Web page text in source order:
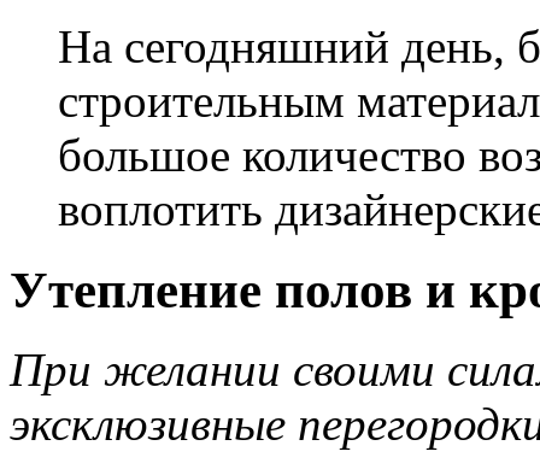
На сегодняшний день,
строительным
большое количество
воплотить
Утепление полов и
При желании своими
эксклюзивные